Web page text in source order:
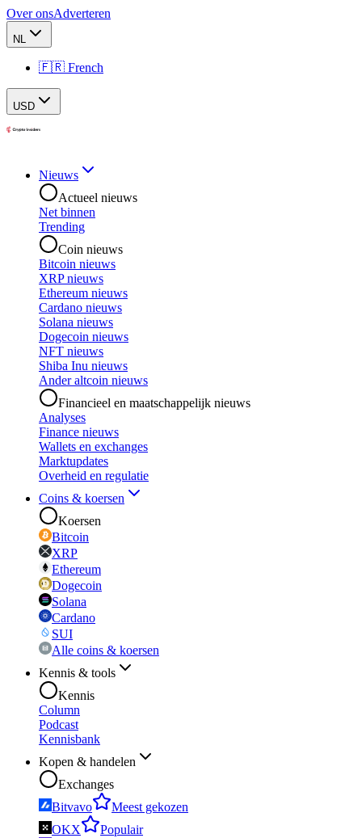
Over onsAdverteren
NL
🇫🇷 French
USD
Nieuws
Actueel nieuws
Net binnen
Trending
Coin nieuws
Bitcoin nieuws
XRP nieuws
Ethereum nieuws
Cardano nieuws
Solana nieuws
Dogecoin nieuws
NFT nieuws
Shiba Inu nieuws
Ander altcoin nieuws
Financieel en maatschappelijk nieuws
Analyses
Finance nieuws
Wallets en exchanges
Marktupdates
Overheid en regulatie
Coins & koersen
Koersen
Bitcoin
XRP
Ethereum
Dogecoin
Solana
Cardano
SUI
Alle coins & koersen
Kennis & tools
Kennis
Column
Podcast
Kennisbank
Kopen & handelen
Exchanges
Bitvavo
Meest gekozen
OKX
Populair